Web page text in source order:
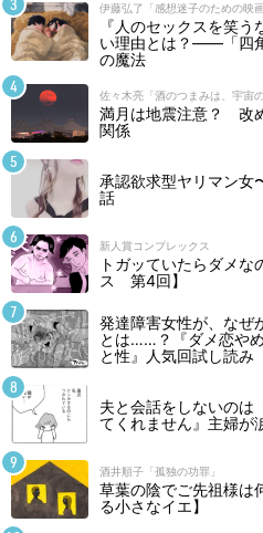
伊藤弘了「感想迷子のための映画
『人のセックスを笑
い理由とは？――「四
の魔法
佐々木亮「酒のつまみは、宇宙の
満月は地震注意？ 改
関係
承認欲求型ヤリマン女
話
新人賞コンプレックス
トガッていたらダメな
ス 第4回】
発達障害女性が、なぜ
とは……？『ダメ恋や
と性』人気回試し読み
夫と会話をしないの
てくれません』主婦が
酒井順子「孤独の功罪」
草葉の陰でご先祖様は
る小さなイエ】